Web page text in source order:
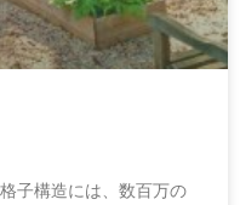
子構造には、数百万の